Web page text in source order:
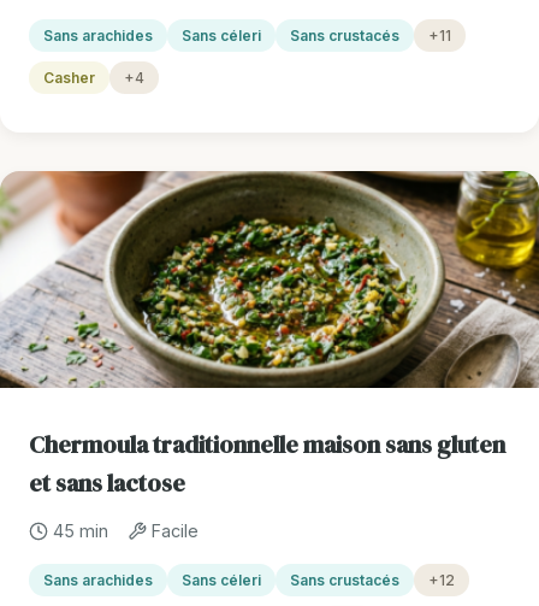
Sans arachides Sans céleri Sans crustacés +11
Casher +4
Chermoula traditionnelle maison sans gluten
et sans lactose
45 min Facile
Sans arachides Sans céleri Sans crustacés +12